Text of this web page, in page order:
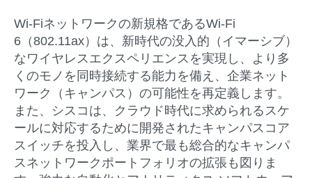
Wi-Fiネットワークの新規格であるWi-Fi
6（802.11ax）は、新時代の没入的（イマーシブ）
なワイヤレスエクスペリエンスを実現し、より多
くのモノを同時接続する能力を備え、企業ネット
ワーク（キャンパス）の可能性を再定義します。
また、シスコは、クラウド時代に求められるスケ
ールに対応するために開発されたキャンパスコア
スイッチを投入し、業界で最も総合的なキャンパ
スネットワークポートフォリオの拡張も図りま